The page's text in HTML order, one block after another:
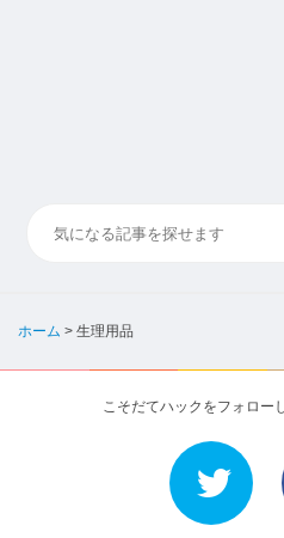
ホーム > 生理用品
こそだてハックをフォロー